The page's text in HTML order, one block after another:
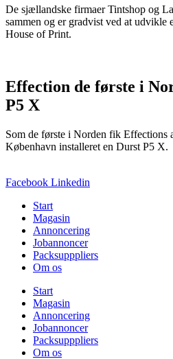
De sjællandske firmaer Tintshop og
sammen og er gradvist ved at udvikle
House of Print.
Effection de første i
P5 X
Som de første i Norden fik Effections
København installeret en Durst P5 X.
Facebook Linkedin
Start
Magasin
Annoncering
Jobannoncer
Packsupppliers
Om os
Start
Magasin
Annoncering
Jobannoncer
Packsupppliers
Om os